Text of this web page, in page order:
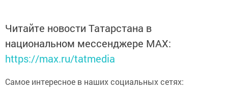
Читайте новости Татарстана в
национальном мессенджере MАХ:
https://max.ru/tatmedia
Самое интересное в наших социальных сетях: